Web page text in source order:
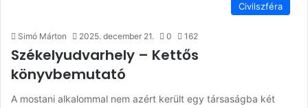
Civilszféra
Simó Márton 2025. december 21. 0 162
Székelyudvarhely – Kettős
könyvbemutató
A mostani alkalommal nem azért került egy társaságba két